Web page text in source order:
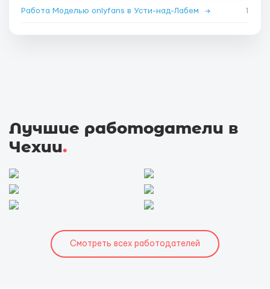
Работа Моделью onlyfans в Усти-над-Лабем → 1
Лучшие работодатели в
Чехии.
Смотреть всех работодателей